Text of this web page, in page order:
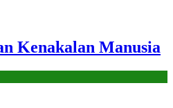
Kenakalan Manusia